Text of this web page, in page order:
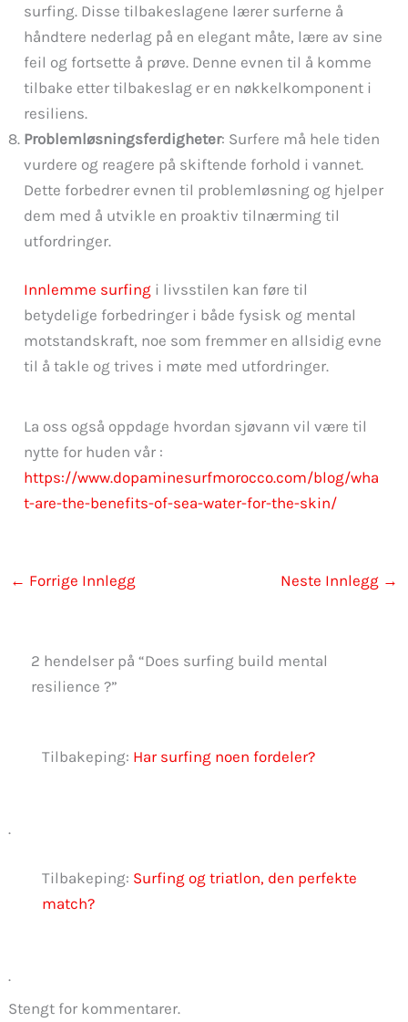
surfing. Disse tilbakeslagene lærer surferne å
håndtere nederlag på en elegant måte, lære av sine
feil og fortsette å prøve. Denne evnen til å komme
tilbake etter tilbakeslag er en nøkkelkomponent i
resiliens.
Problemløsningsferdigheter: Surfere må hele tiden
vurdere og reagere på skiftende forhold i vannet.
Dette forbedrer evnen til problemløsning og hjelper
dem med å utvikle en proaktiv tilnærming til
utfordringer.
Innlemme surfing i livsstilen kan føre til
betydelige forbedringer i både fysisk og mental
motstandskraft, noe som fremmer en allsidig evne
til å takle og trives i møte med utfordringer.
La oss også oppdage hvordan sjøvann vil være til
nytte for huden vår :
https://www.dopaminesurfmorocco.com/blog/wha
t-are-the-benefits-of-sea-water-for-the-skin/
← Forrige Innlegg Neste Innlegg →
2 hendelser på “Does surfing build mental
resilience ?”
Tilbakeping: Har surfing noen fordeler?
.
Tilbakeping: Surfing og triatlon, den perfekte
match?
.
Stengt for kommentarer.